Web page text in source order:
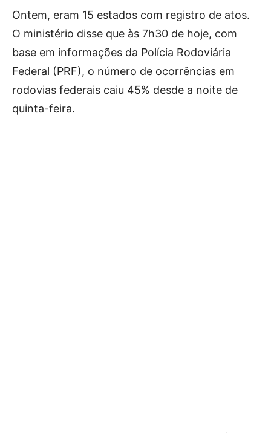
Ontem, eram 15 estados com registro de atos.
O ministério disse que às 7h30 de hoje, com
base em informações da Polícia Rodoviária
Federal (PRF), o número de ocorrências em
rodovias federais caiu 45% desde a noite de
quinta-feira.